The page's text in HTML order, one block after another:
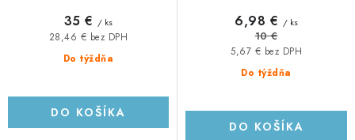
Do týždňa
28,46 € bez DPH
35 € / ks
DO KOŠÍKA
Do týždňa
5,67 € bez DPH
6,98 € / ks
10 €
DO KOŠÍKA